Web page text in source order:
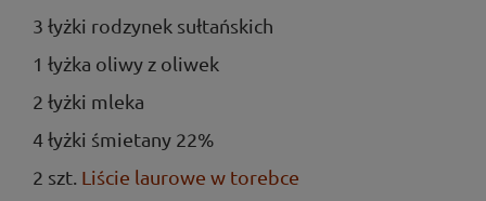
3 łyżki rodzynek sułtańskich
1 łyżka oliwy z oliwek
2 łyżki mleka
4 łyżki śmietany 22%
2 szt. Liście laurowe w torebce